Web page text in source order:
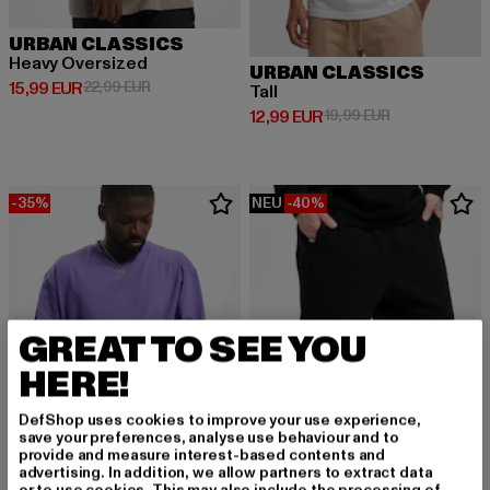
URBAN CLASSICS
Heavy Oversized
15,99 EUR
Derzeitiger Preis: 15,99 EUR
22,99 EURAktionspreis: 22,99 EUR
URBAN CLASSICS
Tall
12,99 EUR
Derzeitiger Preis: 12,99 EUR
19,99 EURAktionspreis:
-35% NEU -40%
GREAT TO SEE YOU
HERE!
DefShop uses cookies to improve your use experience,
save your preferences, analyse use behaviour and to
provide and measure interest-based contents and
advertising. In addition, we allow partners to extract data